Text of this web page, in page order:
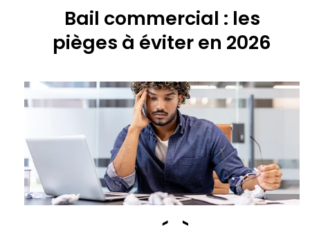
Bail commercial : les
pièges à éviter en 2026